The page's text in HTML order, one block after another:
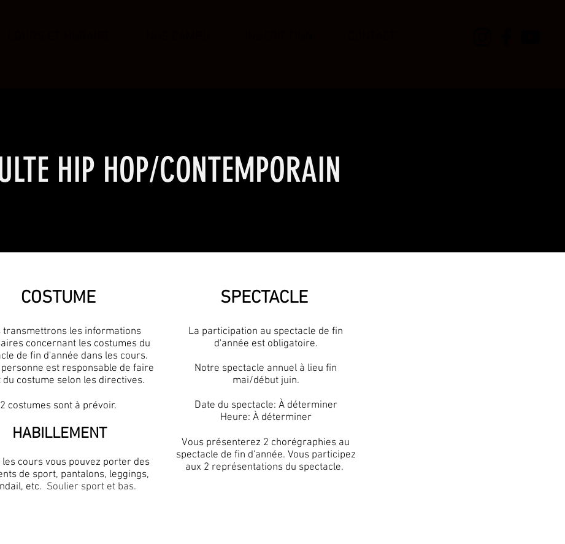
HIP HOP/CONTEMPORAIN
COSTUME
transmettrons les informations
concernant les costumes du
de fin d'année dans les cours.
personne est responsable de faire
du costume selon les directives.
2 costumes sont à prévoir.
HABILLEMENT
les cours vous pouvez porter des
de sport, pantalons, leggings,
etc. Soulier sport et bas.
SPECTACLE
La participation au spectacle de fin
d'année est obligatoire.
Notre spectacle annuel à lieu fin
mai/début juin.
Date du spectacle: À déterminer
Heure: À déterminer
Vous présenterez 2 chorégraphies au
spectacle de fin d'année. Vous participez
aux 2 représentations du spectacle.